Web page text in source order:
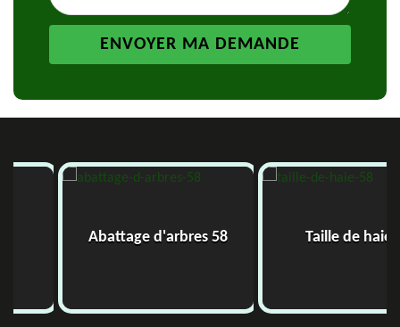
Abattage d'arbres 58 Taille de haie